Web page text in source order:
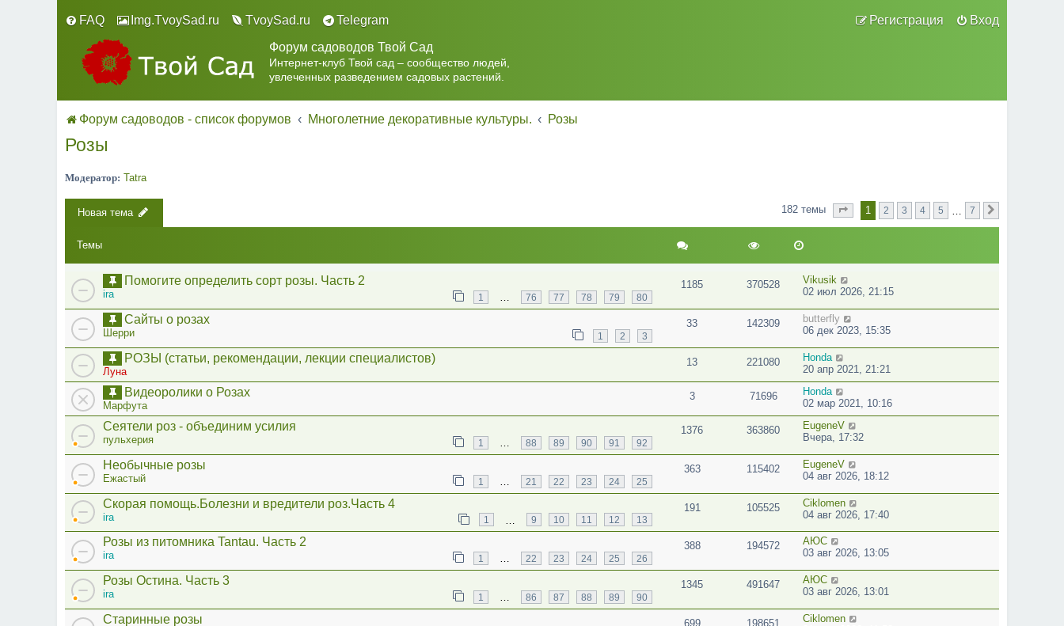
FAQ Вход
Регистрация
Img.TvoySad.ru TvoySad.ru
Telegram
Форум садоводов Твой Сад
Интернет-клуб Твой сад – сообщество людей,
увлеченных разведением садовых растений.
Форум садоводов - список форумов Многолетние декоративные культуры. Розы
Розы
Модератор: Tatra
Новая тема 182 темы Страница из 7
1 2 3 4 5 7
Темы
Помогите определить сорт розы. Часть 2
ira 1 … 76 77 78 79 80
1185 370528
Vikusik
02 июл 2026, 21:15
Сайты о розах
Шерри 1 2 3
33 142309
butterfly
06 дек 2023, 15:35
РОЗЫ (статьи, рекомендации, лекции специалистов)
Луна
13 221080
Honda
20 апр 2021, 21:21
Видеоролики о Розах
Марфута
3 71696
Honda
02 мар 2021, 10:16
Сеятели роз - объединим усилия
пульхерия 1 88 89 90 91 92
1376 363860
EugeneV
Вчера, 17:32
Необычные розы
Ежастый 1 21 22 23 24 25
363 115402
EugeneV
04 авг 2026, 18:12
Скорая помощь.Болезни и вредители роз.Часть 4
ira 1 9 10 11 12 13
191 105525
Ciklomen
04 авг 2026, 17:40
Розы из питомника Tantau. Часть 2
ira 1 … 22 23 24 25 26
388 194572
АЮС
03 авг 2026, 13:05
Розы Остина. Часть 3
ira 1 … 86 87 88 89 90
1345 491647
АЮС
03 авг 2026, 13:01
Старинные розы 699 198651
Ciklomen